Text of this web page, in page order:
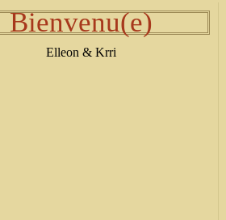
Bienvenu(e)
Elleon & Krri